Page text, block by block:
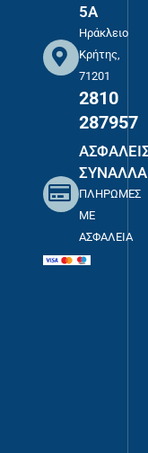
5Α
Ηράκλειο
Κρήτης,
71201
2810
287957
ΠΛΗΡΩΜΕΣ
ΜΕ
ΑΣΦΑΛΕΙΑ